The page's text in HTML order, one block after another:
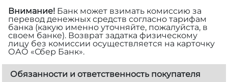
Внимание! Банк может взимать комиссию за
перевод денежных средств согласно тарифам
банка (какую именно уточняйте, пожалуйста, в
своем банке). Возврат задатка физическому
лицу без комиссии осуществляется на карточку
ОАО «Сбер Банк».
Обязанности и ответственность покупателя